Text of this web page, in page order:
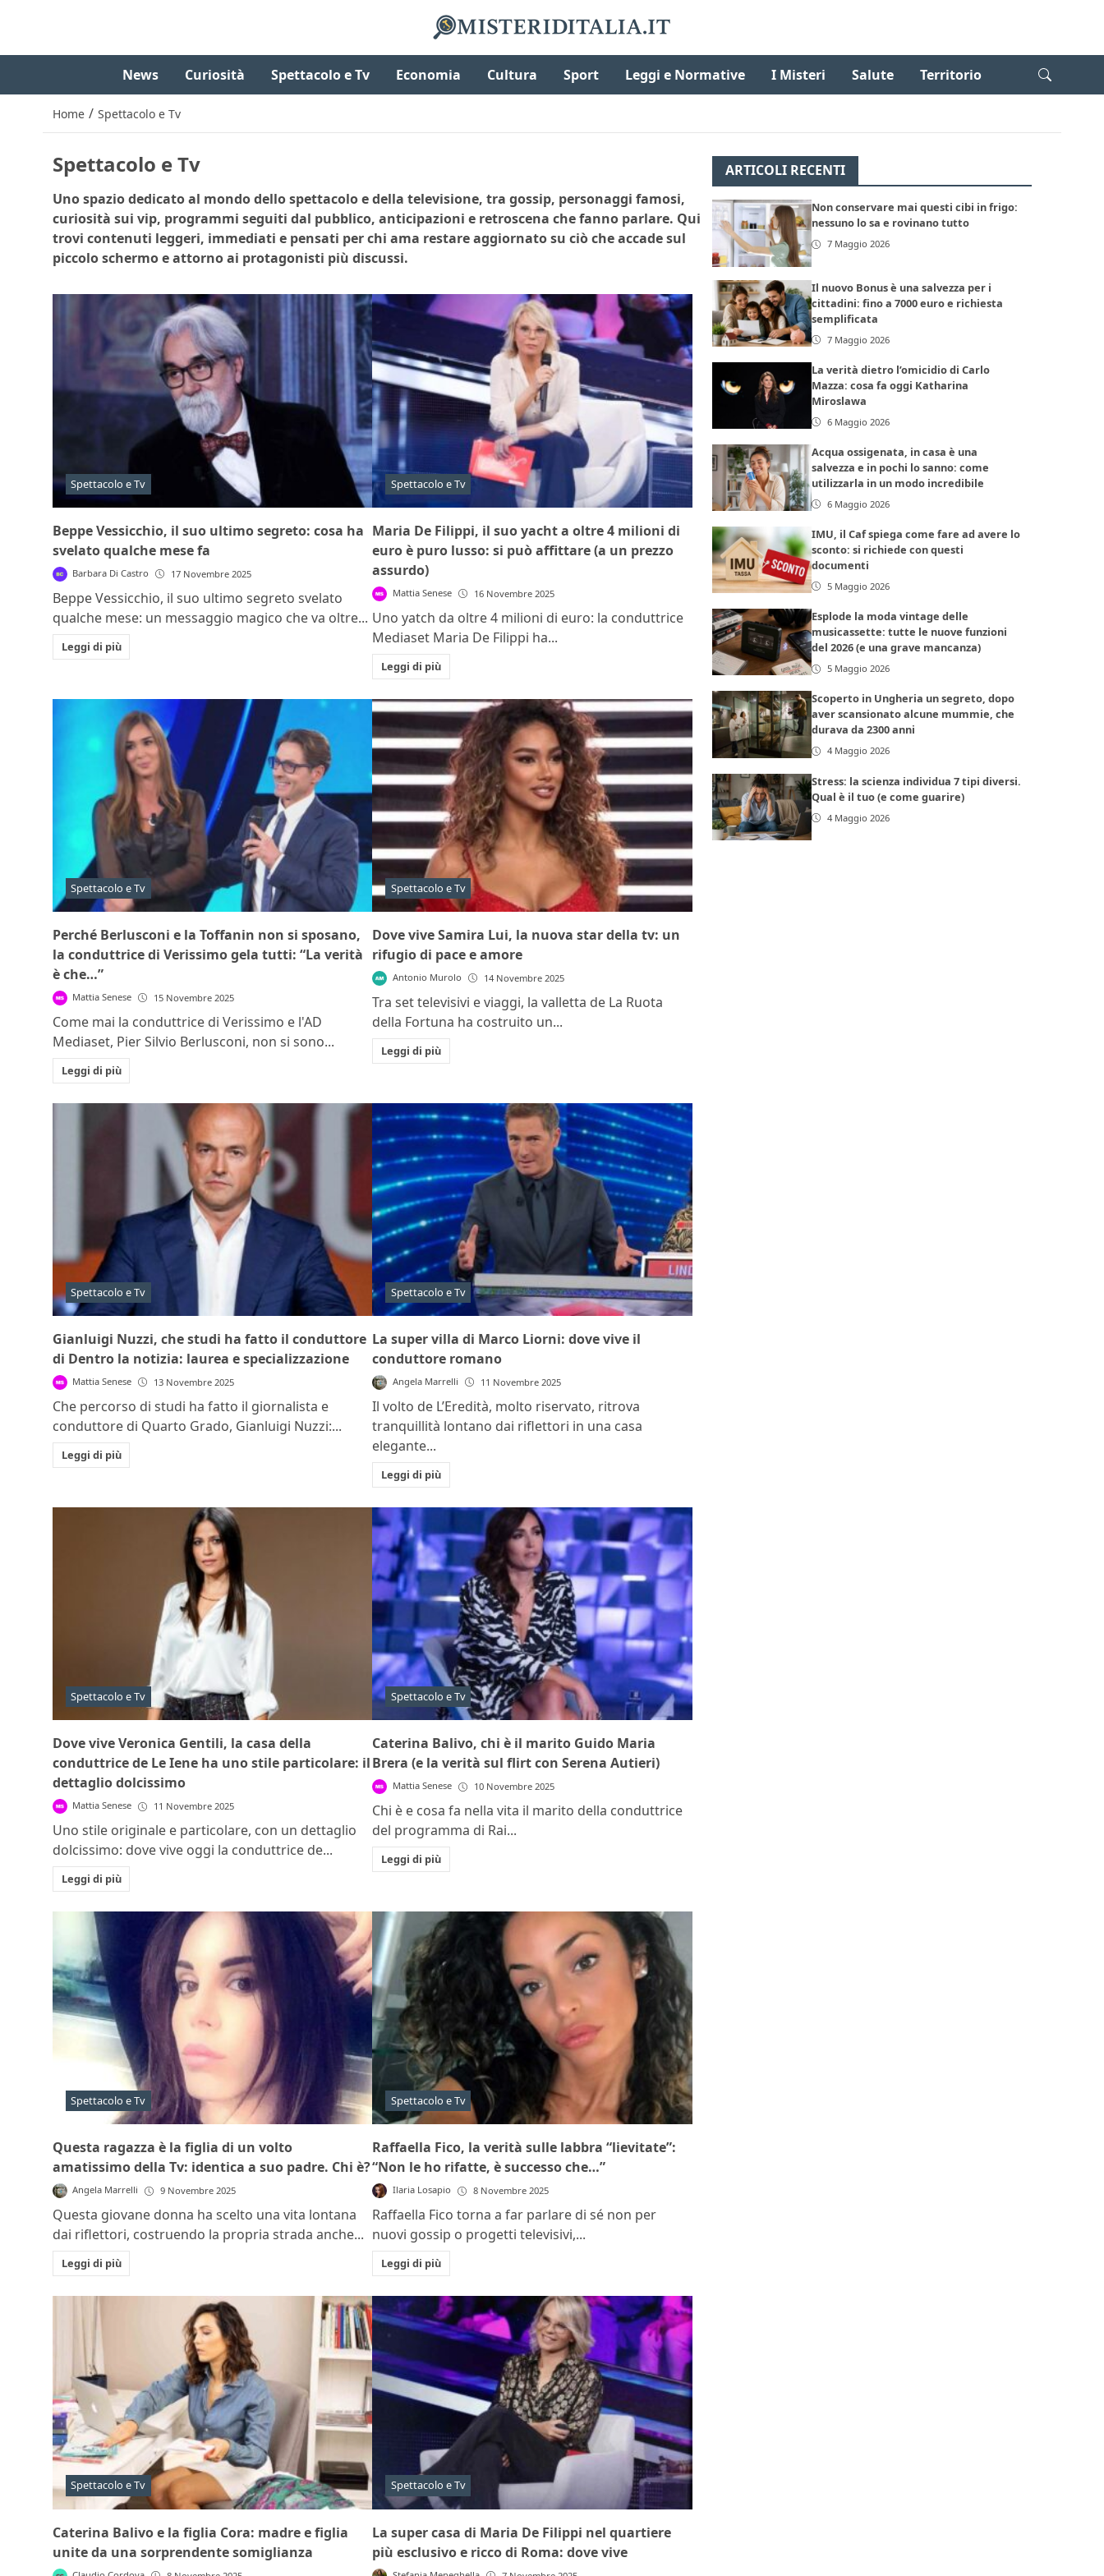
News Curiosità Spettacolo e Tv Economia Cultura Sport Leggi e Normative I Misteri Salute Territorio
Home / Spettacolo e Tv
Spettacolo e Tv
Uno spazio dedicato al mondo dello spettacolo e della televisione, tra gossip, personaggi famosi,
curiosità sui vip, programmi seguiti dal pubblico, anticipazioni e retroscena che fanno parlare. Qui
trovi contenuti leggeri, immediati e pensati per chi ama restare aggiornato su ciò che accade sul
piccolo schermo e attorno ai protagonisti più discussi.
Spettacolo e Tv
Beppe Vessicchio, il suo ultimo segreto: cosa ha
svelato qualche mese fa
Barbara Di Castro 17 Novembre 2025
Beppe Vessicchio, il suo ultimo segreto svelato
qualche mese: un messaggio magico che va oltre...
Leggi di più
Spettacolo e Tv
Maria De Filippi, il suo yacht a oltre 4 milioni di
euro è puro lusso: si può affittare (a un prezzo
assurdo)
Mattia Senese 16 Novembre 2025
Uno yatch da oltre 4 milioni di euro: la conduttrice
Mediaset Maria De Filippi ha...
Leggi di più
Spettacolo e Tv
Perché Berlusconi e la Toffanin non si sposano,
la conduttrice di Verissimo gela tutti: “La verità
è che…”
Mattia Senese 15 Novembre 2025
Come mai la conduttrice di Verissimo e l'AD
Mediaset, Pier Silvio Berlusconi, non si sono...
Leggi di più
Spettacolo e Tv
Dove vive Samira Lui, la nuova star della tv: un
rifugio di pace e amore
Antonio Murolo 14 Novembre 2025
Tra set televisivi e viaggi, la valletta de La Ruota
della Fortuna ha costruito un...
Leggi di più
Spettacolo e Tv
Gianluigi Nuzzi, che studi ha fatto il conduttore
di Dentro la notizia: laurea e specializzazione
Mattia Senese 13 Novembre 2025
Che percorso di studi ha fatto il giornalista e
conduttore di Quarto Grado, Gianluigi Nuzzi:...
Leggi di più
Spettacolo e Tv
La super villa di Marco Liorni: dove vive il
conduttore romano
Angela Marrelli 11 Novembre 2025
Il volto de L’Eredità, molto riservato, ritrova
tranquillità lontano dai riflettori in una casa
elegante...
Leggi di più
Spettacolo e Tv
Dove vive Veronica Gentili, la casa della
conduttrice de Le Iene ha uno stile particolare: il
dettaglio dolcissimo
Mattia Senese 11 Novembre 2025
Uno stile originale e particolare, con un dettaglio
dolcissimo: dove vive oggi la conduttrice de...
Leggi di più
Spettacolo e Tv
Caterina Balivo, chi è il marito Guido Maria
Brera (e la verità sul flirt con Serena Autieri)
Mattia Senese 10 Novembre 2025
Chi è e cosa fa nella vita il marito della conduttrice
del programma di Rai...
Leggi di più
Spettacolo e Tv
Questa ragazza è la figlia di un volto
amatissimo della Tv: identica a suo padre. Chi è?
Angela Marrelli 9 Novembre 2025
Questa giovane donna ha scelto una vita lontana
dai riflettori, costruendo la propria strada anche...
Leggi di più
Spettacolo e Tv
Raffaella Fico, la verità sulle labbra “lievitate”:
“Non le ho rifatte, è successo che…”
Ilaria Losapio 8 Novembre 2025
Raffaella Fico torna a far parlare di sé non per
nuovi gossip o progetti televisivi,...
Leggi di più
Spettacolo e Tv
Caterina Balivo e la figlia Cora: madre e figlia
unite da una sorprendente somiglianza
Spettacolo e Tv
La super casa di Maria De Filippi nel quartiere
più esclusivo e ricco di Roma: dove vive
ARTICOLI RECENTI
Non conservare mai questi cibi in frigo:
nessuno lo sa e rovinano tutto
7 Maggio 2026
Il nuovo Bonus è una salvezza per i
cittadini: fino a 7000 euro e richiesta
semplificata
7 Maggio 2026
La verità dietro l’omicidio di Carlo
Mazza: cosa fa oggi Katharina
Miroslawa
6 Maggio 2026
Acqua ossigenata, in casa è una
salvezza e in pochi lo sanno: come
utilizzarla in un modo incredibile
6 Maggio 2026
IMU, il Caf spiega come fare ad avere lo
sconto: si richiede con questi
documenti
5 Maggio 2026
Esplode la moda vintage delle
musicassette: tutte le nuove funzioni
del 2026 (e una grave mancanza)
5 Maggio 2026
Scoperto in Ungheria un segreto, dopo
aver scansionato alcune mummie, che
durava da 2300 anni
4 Maggio 2026
Stress: la scienza individua 7 tipi diversi.
Qual è il tuo (e come guarire)
4 Maggio 2026